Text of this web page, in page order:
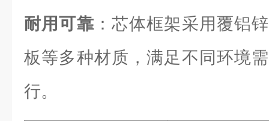
耐用可靠 ：芯体框架采用覆铝
板等多种材质，满足不同环境
行。